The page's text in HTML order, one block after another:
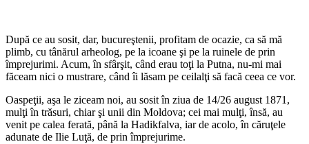
După ce au sosit, dar, bucureştenii, profitam de ocazie, ca să mă
plimb, cu tânărul arheolog, pe la icoane şi pe la ruinele de prin
împrejurimi. Acum, în sfârşit, când erau toţi la Putna, nu-mi mai
făceam nici o mustrare, când îi lăsam pe ceilalţi să facă ceea ce vor.
Oaspeţii, aşa le ziceam noi, au sosit în ziua de 14/26 august 1871,
mulţi în trăsuri, chiar şi unii din Moldova; cei mai mulţi, însă, au
venit pe calea ferată, până la Hadikfalva, iar de acolo, în căruţele
adunate de Ilie Luţă, de prin împrejurime.